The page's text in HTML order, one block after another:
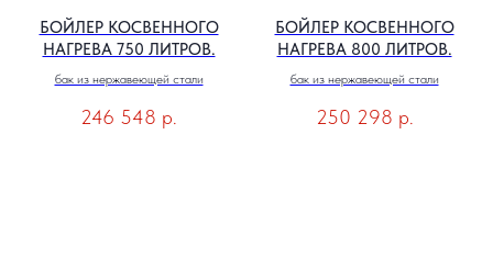
БОЙЛЕР КОСВЕННОГО
НАГРЕВА 750 ЛИТРОВ.
бак из нержавеющей стали
246 548 р.
БОЙЛЕР КОСВЕННОГО
НАГРЕВА 800 ЛИТРОВ.
бак из нержавеющей стали
250 298 р.